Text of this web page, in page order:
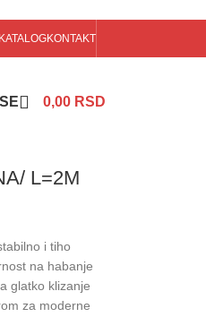
KATALOGKONTAKT
0,00 RSD
L=2M
i tiho
na habanje
glatko klizanje
za moderne